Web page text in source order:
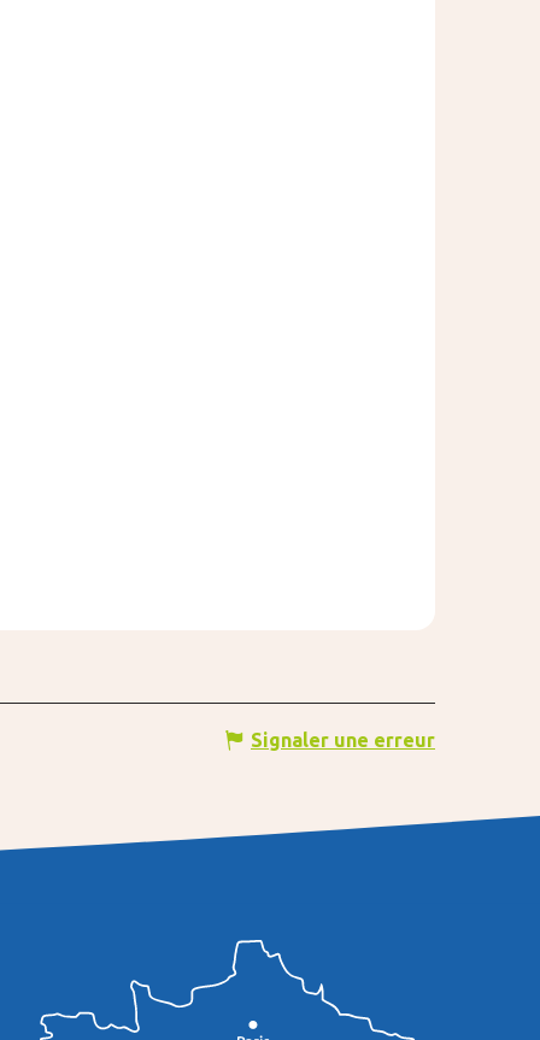
Signaler une erreur